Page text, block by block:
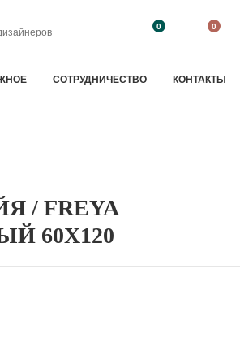
0 0
CОТРУДНИЧЕСТВО КОНТАКТЫ
/ FREYA
60X120